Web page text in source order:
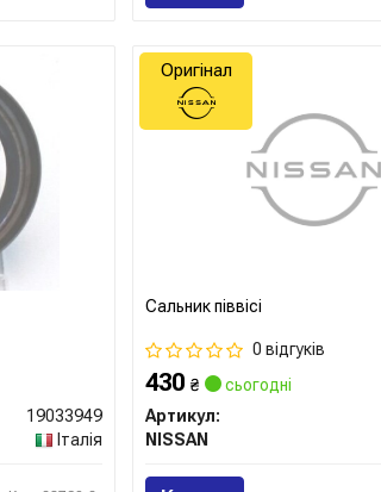
19033949
Італія
Сальник піввісі
0 відгуків
430₴
сьогодні
Артикул:
NISSAN
Оригінал